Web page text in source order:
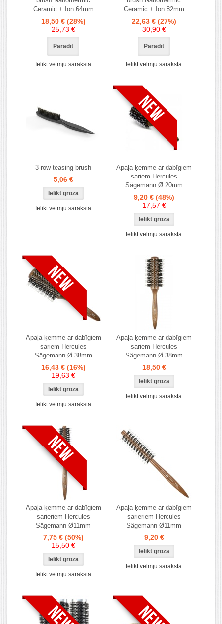
Ceramic + Ion 64mm
18,50 € (28%)
25,73 €
Parādīt
Ielikt vēlmju sarakstā
Ceramic + Ion 82mm
22,63 € (27%)
30,90 €
Parādīt
Ielikt vēlmju sarakstā
3-row teasing brush
5,06 €
Ielikt vēlmju sarakstā
Apaļa ķemme ar dabīgiem
sariem Hercules
Sägemann Ø 20mm
9,20 € (48%)
17,57 €
Ielikt vēlmju sarakstā
Apaļa ķemme ar dabīgiem
sariem Hercules
Sägemann Ø 38mm
16,43 € (16%)
19,63 €
Ielikt vēlmju sarakstā
Apaļa ķemme ar dabīgiem
sariem Hercules
Sägemann Ø 38mm
18,50 €
Ielikt vēlmju sarakstā
Apaļa ķemme ar dabīgiem
sarieriem Hercules
Sägemann Ø11mm
7,75 € (50%)
15,50 €
Ielikt vēlmju sarakstā
Apaļa ķemme ar dabīgiem
sarieriem Hercules
Sägemann Ø11mm
9,20 €
Ielikt vēlmju sarakstā